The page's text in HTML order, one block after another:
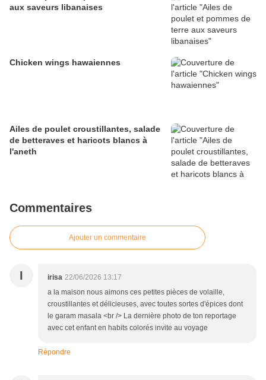
aux saveurs libanaises
Chicken wings hawaiennes
Ailes de poulet croustillantes, salade
de betteraves et haricots blancs à
l'aneth
Commentaires
Ajouter un commentaire
I irisa 22/06/2026 13:17
a la maison nous aimons ces petites pièces de volaille,
croustillantes et délicieuses, avec toutes sortes d'épices dont
le garam masala <br /> La dernière photo de ton reportage
avec cet enfant en habits colorés invite au voyage
Répondre